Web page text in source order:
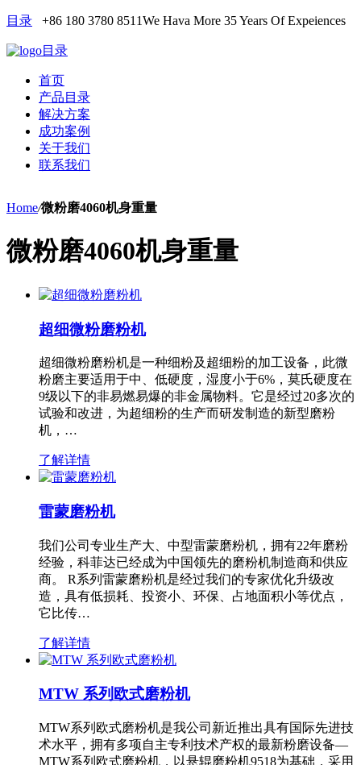
目录 +86 180 3780 8511We Hava More 35 Years Of Expeiences
目录
首页
产品目录
解决方案
成功案例
关于我们
联系我们
Home/微粉磨4060机身重量
微粉磨4060机身重量
超细微粉磨粉机
超细微粉磨粉机是一种细粉及超细粉的加工设备，此微
粉磨主要适用于中、低硬度，湿度小于6%，莫氏硬度在
9级以下的非易燃易爆的非金属物料。它是经过20多次的
试验和改进，为超细粉的生产而研发制造的新型磨粉
机，…
了解详情
雷蒙磨粉机
我们公司专业生产大、中型雷蒙磨粉机，拥有22年磨粉
经验，科菲达已经成为中国领先的磨粉机制造商和供应
商。 R系列雷蒙磨粉机是经过我们的专家优化升级改
造，具有低损耗、投资小、环保、占地面积小等优点，
它比传…
了解详情
MTW 系列欧式磨粉机
MTW系列欧式磨粉机是我公司新近推出具有国际先进技
术水平，拥有多项自主专利技术产权的最新粉磨设备—
MTW系列欧式磨粉机，以悬辊磨粉机9518为基础，采用